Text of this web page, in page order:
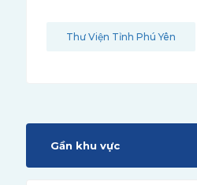
Thư Viện Tỉnh Phú Yên
Gần khu vực